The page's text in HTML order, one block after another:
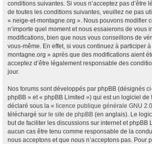
conditions suivantes. Si vous n’acceptez pas d’être
de toutes les conditions suivantes, veuillez ne pas
« neige-et-montagne.org ». Nous pouvons modifier
n’importe quel moment et nous essaierons de vous
modifications, bien que nous vous conseillons de
vous-même. En effet, si vous continuez à participer
montagne.org » après que des modifications aient
acceptez d’être légalement responsable des
jour.
Nos forums sont développés par phpBB (désignés
phpBB » et « phpBB Limited ») qui est un logiciel de
déclaré sous la « licence publique générale GNU 2.0
téléchargé sur le site de phpBB (en anglais). Le
but de faciliter les discussions sur internet et phpBB
aucun cas être tenu comme responsable de la
nous acceptons et que nous n’acceptons pas. Pour